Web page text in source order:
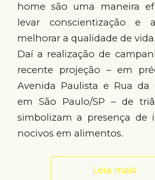
home são uma maneira
levar conscientização e
melhorar a qualidade de vida.
Daí a realização de
recente projeção – em
Avenida Paulista e Rua da
em São Paulo/SP – de
simbolizam a presença de
nocivos em alimentos.
Leia mais